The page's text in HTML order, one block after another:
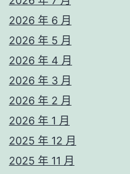
2026 年 6 月
2026 年 5 月
2026 年 4 月
2026 年 3 月
2026 年 2 月
2026 年 1 月
2025 年 12 月
2025 年 11 月